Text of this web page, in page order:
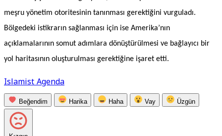
meşru yönetim otoritesinin tanınması gerektiğini vurguladı.
Bölgedeki istikrarın sağlanması için ise Amerika’nın
açıklamalarının somut adımlara dönüştürülmesi ve bağlayıcı bir
yol haritasının oluşturulması gerektiğine işaret etti.
Islamist Agenda
Beğendim Harika Haha Vay Üzgün